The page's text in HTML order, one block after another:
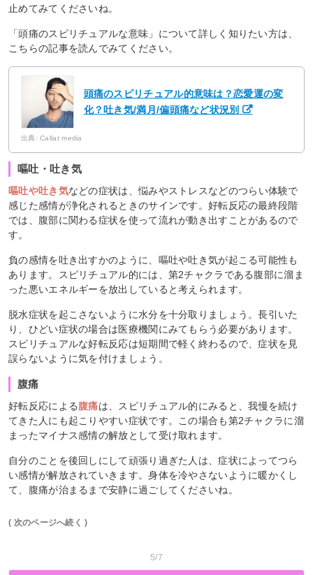
止めてみてくださいね。
「頭痛のスピリチュアルな意味」について詳しく知りたい方は、
こちらの記事を読んでみてください。
頭痛のスピリチュアル的意味は？恋愛運の変
化？吐き気/満月/偏頭痛など状況別
出典: Callat media
嘔吐・吐き気
嘔吐や吐き気などの症状は、悩みやストレスなどのつらい体験で
感じた感情が浄化されるときのサインです。好転反応の最終段階
では、腹部に関わる症状を使って流れが動き出すことがあるので
す。
負の感情を吐き出すかのように、嘔吐や吐き気が起こる可能性も
あります。スピリチュアル的には、第2チャクラである腹部に溜ま
った悪いエネルギーを放出していると考えられます。
脱水症状を起こさないように水分を十分取りましょう。長引いた
り、ひどい症状の場合は医療機関にみてもらう必要があります。
スピリチュアルな好転反応は短期間で軽く終わるので、症状を見
誤らないように気を付けましょう。
腹痛
好転反応による腹痛は、スピリチュアル的にみると、我慢を続け
てきた人にも起こりやすい症状です。この場合も第2チャクラに溜
まったマイナス感情の解放として受け取れます。
自分のことを後回しにして頑張り過ぎた人は、症状によってつら
い感情が解放されていきます。身体を冷やさないように暖かくし
て、腹痛が治まるまで安静に過ごしてくださいね。
( 次のページへ続く )
5/7